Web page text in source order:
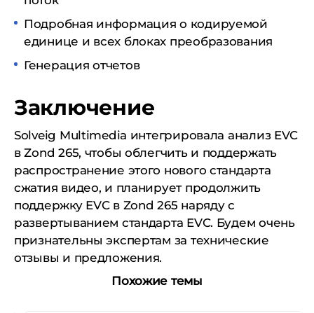
Подробная информация о кодируемой
единице и всех блоках преобразования
Генерация отчетов
Заключение
Solveig Multimedia интегрировала анализ EVC
в Zond 265, чтобы облегчить и поддержать
распространение этого нового стандарта
сжатия видео, и планирует продолжить
поддержку EVC в Zond 265 наряду с
развертыванием стандарта EVC. Будем очень
признательны экспертам за технические
отзывы и предложения.
Похожие темы